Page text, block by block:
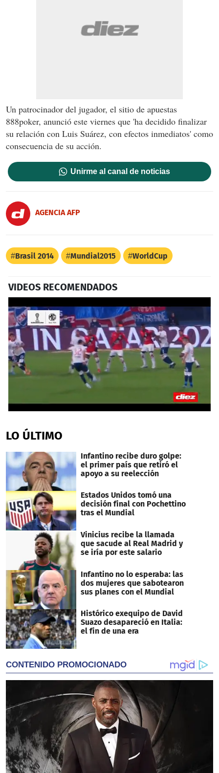
Un patrocinador del jugador, el sitio de apuestas
888poker, anunció este viernes que 'ha decidido finalizar
su relación con Luis Suárez, con efectos inmediatos' como
consecuencia de su acción.
Unirme al canal de noticias
AGENCIA AFP
Brasil 2014 Mundial2015 WorldCup
VIDEOS RECOMENDADOS
of
2
4
seconds
LO ÚLTIMO
Infantino recibe duro golpe:
el primer país que retiró el
apoyo a su reelección
Estados Unidos tomó una
decisión final con Pochettino
tras el Mundial
Vinicius recibe la llamada
que sacude al Real Madrid y
se iría por este salario
Infantino no lo esperaba: las
dos mujeres que sabotearon
sus planes con el Mundial
Histórico exequipo de David
Suazo desapareció en Italia:
el fin de una era